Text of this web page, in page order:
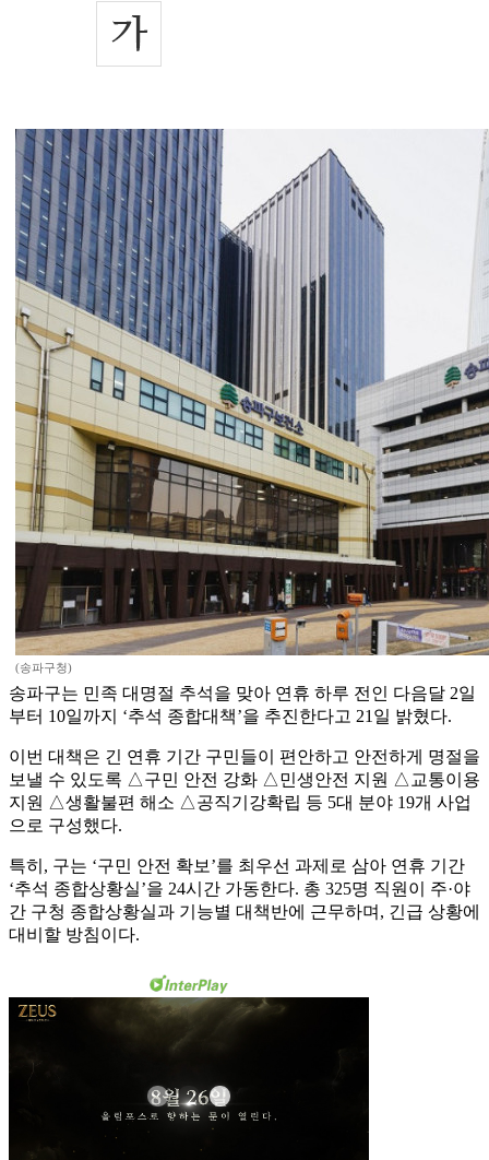
(송파구청)
송파구는 민족 대명절 추석을 맞아 연휴 하루 전인 다음달 2일
부터 10일까지 ‘추석 종합대책’을 추진한다고 21일 밝혔다.
이번 대책은 긴 연휴 기간 구민들이 편안하고 안전하게 명절을
보낼 수 있도록 △구민 안전 강화 △민생안전 지원 △교통이용
지원 △생활불편 해소 △공직기강확립 등 5대 분야 19개 사업
으로 구성했다.
특히, 구는 ‘구민 안전 확보’를 최우선 과제로 삼아 연휴 기간
‘추석 종합상황실’을 24시간 가동한다. 총 325명 직원이 주·야
간 구청 종합상황실과 기능별 대책반에 근무하며, 긴급 상황에
대비할 방침이다.